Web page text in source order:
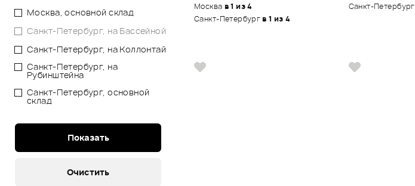
Москва, основной склад
Санкт-Петербург, на Бассейной
Санкт-Петербург, на Коллонтай
Санкт-Петербург, на
Рубинштейна
Санкт-Петербург, основной
склад
Москва в 1 из 4
Санкт-Петербургв 1 из 4
Санкт-Петербург